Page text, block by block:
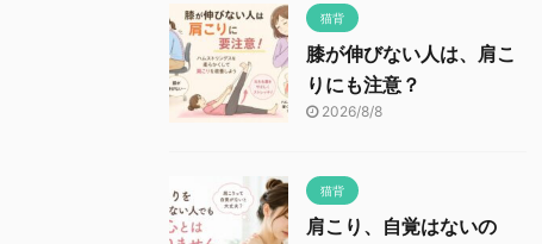
猫背
膝が伸びない人は、肩こ
りにも注意？
2026/8/8
猫背
肩こり、自覚はないの